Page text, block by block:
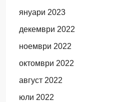
януари 2023
декември 2022
ноември 2022
октомври 2022
август 2022
юли 2022